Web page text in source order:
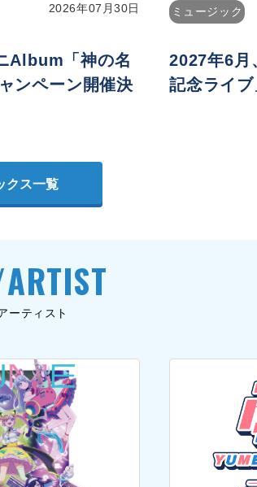
2026年07月30日
Album「神の名
ンペーン開催決
ミュージック
2027年6月
記念ライブ
クス一覧
ーティスト